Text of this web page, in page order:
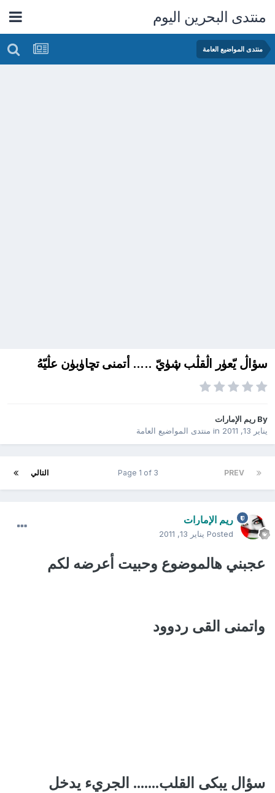
منتدى البحرين اليوم
منتدى المواضيع العامة
سؤاڷ يّعۈر اڷقڷب ڜۈيّ ..... أتمنى تڇاۈبۈن عڷيّهُ
By ريم الإمارات
يناير 13, 2011
in منتدى المواضيع العامة
PREV التالي Page 1 of 3
ريم الإمارات
Posted يناير 13, 2011
عجبني هالموضوع وحبيت أعرضه لكم
واتمنى القى ردوود
سؤال يبكى القلب....... الجريء يدخل